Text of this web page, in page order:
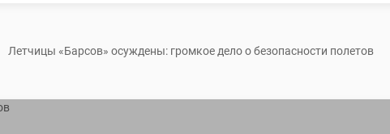
Летчицы «Барсов» осуждены: громкое дело о безопасности полетов